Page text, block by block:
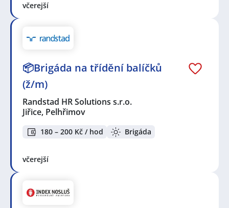
včerejší
📦Brigáda na třídění balíčků
(ž/m)
Randstad HR Solutions s.r.o.
Jiřice, Pelhřimov
180 – 200 Kč / hod Brigáda
včerejší